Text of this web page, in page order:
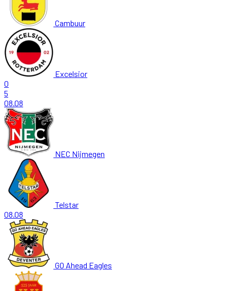
Cambuur
Excelsior
0
5
08.08
NEC Nijmegen
Telstar
08.08
GO Ahead Eagles